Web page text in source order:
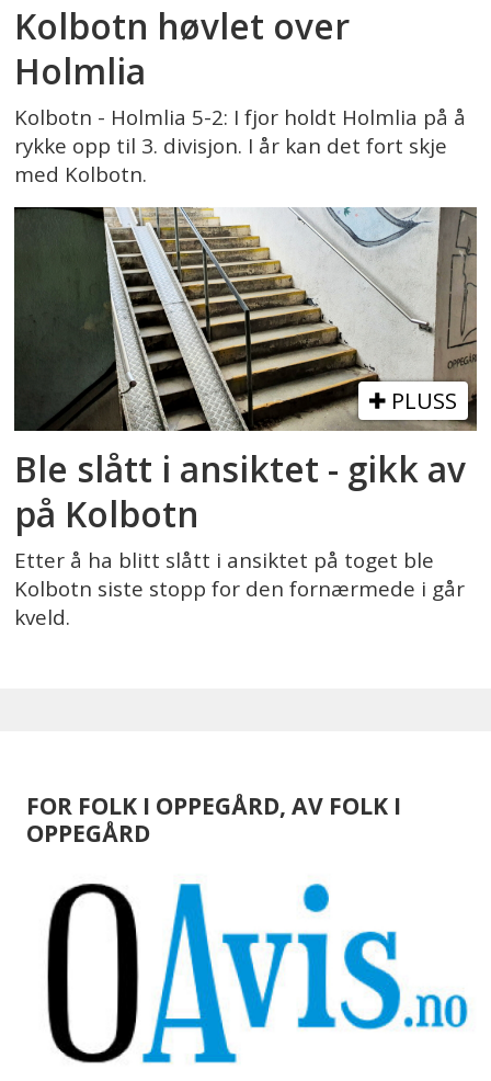
Kolbotn høvlet over
Holmlia
Kolbotn - Holmlia 5-2: I fjor holdt Holmlia på å
rykke opp til 3. divisjon. I år kan det fort skje
med Kolbotn.
PLUSS
Ble slått i ansiktet - gikk av
på Kolbotn
Etter å ha blitt slått i ansiktet på toget ble
Kolbotn siste stopp for den fornærmede i går
kveld.
FOR FOLK I OPPEGÅRD, AV FOLK I
OPPEGÅRD